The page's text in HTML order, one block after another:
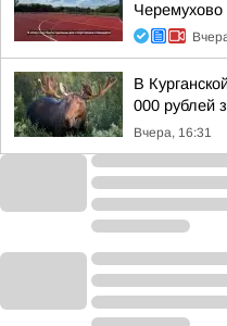
Черемухово
В
000 рублей
Вчера, 16:31